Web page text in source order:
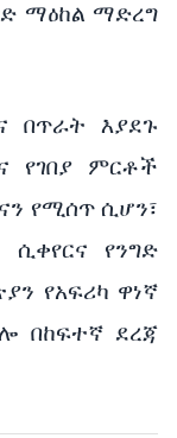
ማዕከል ማድረግ
በጥራት እያደጉ
የገበያ ምርቶች
የሚሰጥ ሲሆን፣
የንግድ
የአፍሪካ ዋነኛ
በከፍተኛ ደረጃ